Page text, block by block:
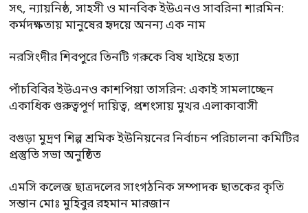
সৎ, ন্যায়নিষ্ঠ, সাহসী ও মানবিক ইউএনও সাবরিনা শারমিন:
কর্মদক্ষতায় মানুষের হৃদয়ে অনন্য এক নাম
নরসিংদীর শিবপুরে তিনটি গরুকে বিষ খাইয়ে হত্যা
পাঁচবিবির ইউএনও কাশপিয়া তাসরিন: একাই সামলাচ্ছেন
একাধিক গুরুত্বপূর্ণ দায়িত্ব, প্রশংসায় মুখর এলাকাবাসী
বগুড়া মুদ্রণ শিল্প শ্রমিক ইউনিয়নের নির্বাচন পরিচালনা কমিটির
প্রস্তুতি সভা অনুষ্ঠিত
এমসি কলেজ ছাত্রদলের সাংগঠনিক সম্পাদক ছাতকের কৃতি
সন্তান মোঃ মুহিবুর রহমান মারজান